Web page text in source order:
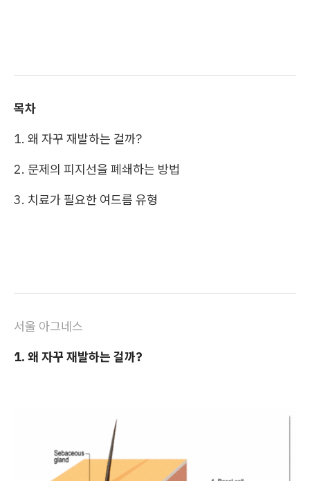
목차
1. 왜 자꾸 재발하는 걸까?
2. 문제의 피지선을 폐쇄하는 방법
3. 치료가 필요한 여드름 유형
서울 아그네스
1. 왜 자꾸 재발하는 걸까?